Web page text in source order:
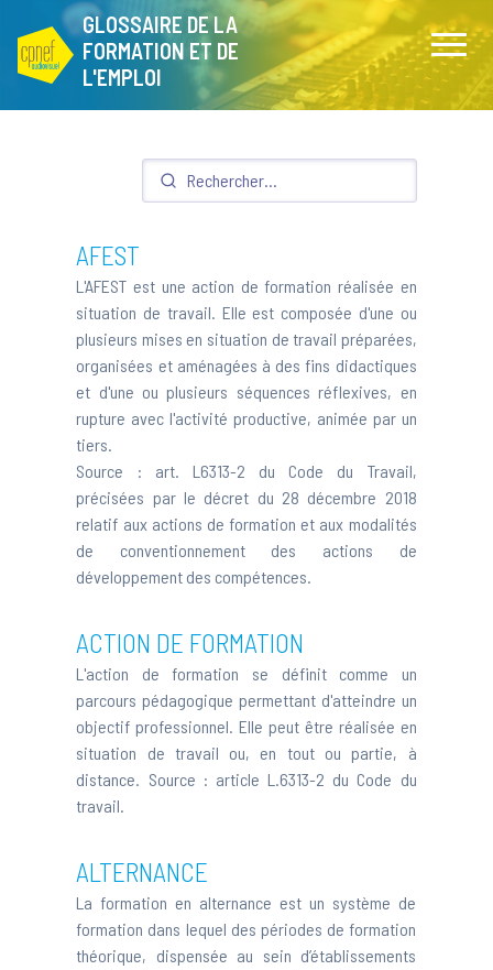
AFEST
L'AFEST est une action de formation réalisée en
situation de travail. Elle est composée d'une ou
plusieurs mises en situation de travail préparées,
organisées et aménagées à des fins didactiques
et d'une ou plusieurs séquences réflexives, en
rupture avec l'activité productive, animée par un
tiers.
Source : art. L6313-2 du Code du Travail,
précisées par le décret du 28 décembre 2018
relatif aux actions de formation et aux modalités
de conventionnement des actions de
développement des compétences.
ACTION DE FORMATION
L'action de formation se définit comme un
parcours pédagogique permettant d'atteindre un
objectif professionnel. Elle peut être réalisée en
situation de travail ou, en tout ou partie, à
distance. Source : article L.6313-2 du Code du
travail.
ALTERNANCE
La formation en alternance est un système de
formation dans lequel des périodes de formation
théorique, dispensée au sein d’établissements
GLOSSAIRE DE LA
FORMATION ET DE
L'EMPLOI